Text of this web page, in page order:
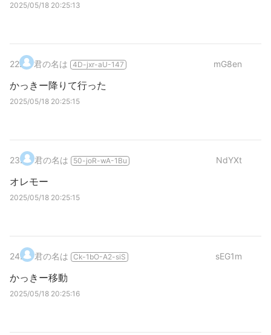
2025/05/18 20:25:13
22. 君の名は 4D-jxr-aU-147 mG8en
かっきー降りて行った
2025/05/18 20:25:15
23. 君の名は 50-joR-wA-1Bu NdYXt
オレモー
2025/05/18 20:25:15
24. 君の名は Ck-1bO-A2-siS sEG1m
かっきー移動
2025/05/18 20:25:16